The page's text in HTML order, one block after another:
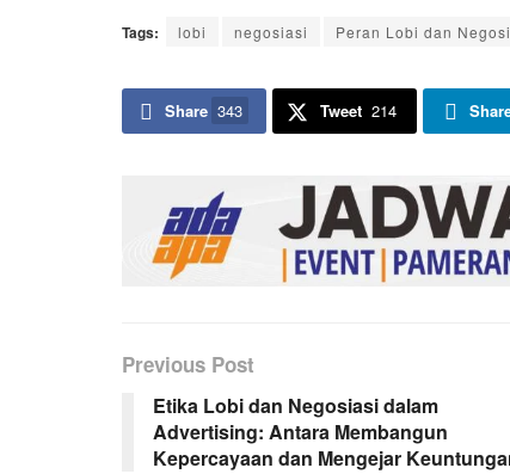
Tags: lobi negosiasi Peran Lobi dan
Share 343 Tweet 214
Previous Post
Etika Lobi dan Negosiasi dalam
Advertising: Antara Membangun
Kepercayaan dan Mengejar